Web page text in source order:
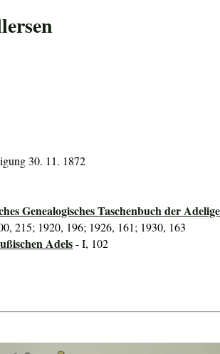
30. 11. 1872
Genealogisches Taschenbuch der
215; 1920, 196; 1926, 161; 1930, 163
Adels- I, 102